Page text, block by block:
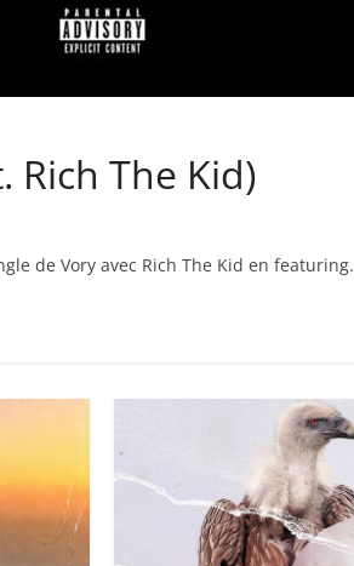
Rich The Kid)
de Vory avec Rich The Kid en featuring.